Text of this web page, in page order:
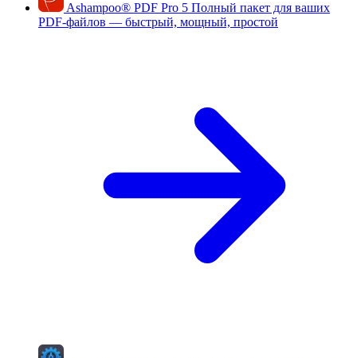
Ashampoo® PDF Pro 5 Полный пакет для ваших
PDF-файлов — быстрый, мощный, простой